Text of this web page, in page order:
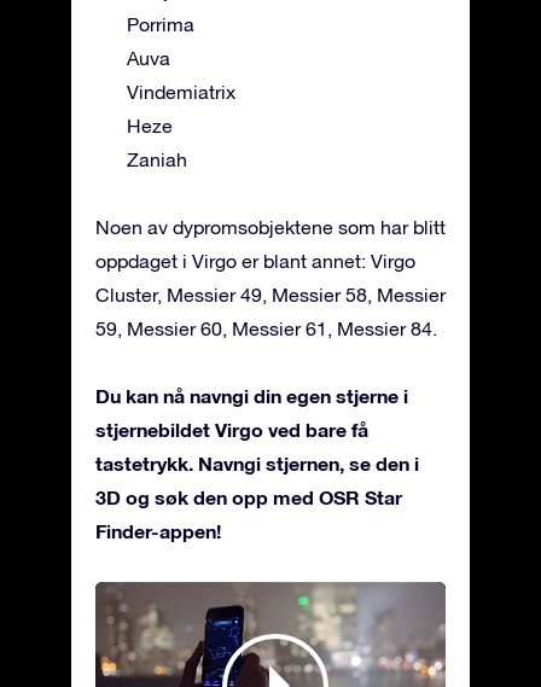
Porrima
Auva
Vindemiatrix
Heze
Zaniah
Noen av dypromsobjektene som har blitt
oppdaget i Virgo er blant annet: Virgo
Cluster, Messier 49, Messier 58, Messier
59, Messier 60, Messier 61, Messier 84.
Du kan nå navngi din egen stjerne i
stjernebildet Virgo ved bare få
tastetrykk. Navngi stjernen, se den i
3D og søk den opp med OSR Star
Finder-appen!